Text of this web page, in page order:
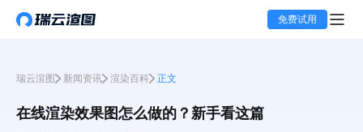
免费试用
瑞云渲图 新闻资讯 渲染百科 正文
在线渲染效果图怎么做的？新手看这篇